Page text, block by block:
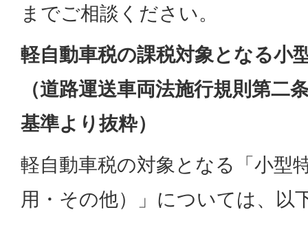
までご相談ください。
軽自動車税の課税対象となる小
（道路運送車両法施行規則第二
基準より抜粋）
軽自動車税の対象となる「小型
用・その他）」については、以